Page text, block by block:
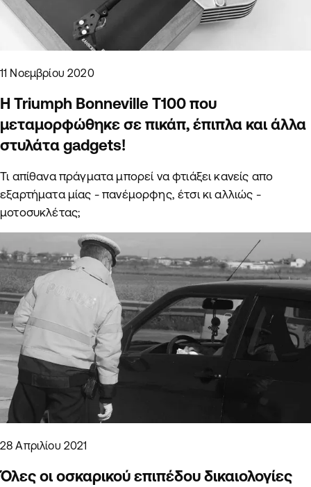
11 Νοεμβρίου 2020
Η Triumph Bonneville T100 που
μεταμορφώθηκε σε πικάπ, έπιπλα και άλλα
στυλάτα gadgets!
Τι απίθανα πράγματα μπορεί να φτιάξει κανείς απο
εξαρτήματα μίας - πανέμορφης, έτσι κι αλλιώς -
μοτοσυκλέτας;
28 Απριλίου 2021
Όλες οι οσκαρικού επιπέδου δικαιολογίες